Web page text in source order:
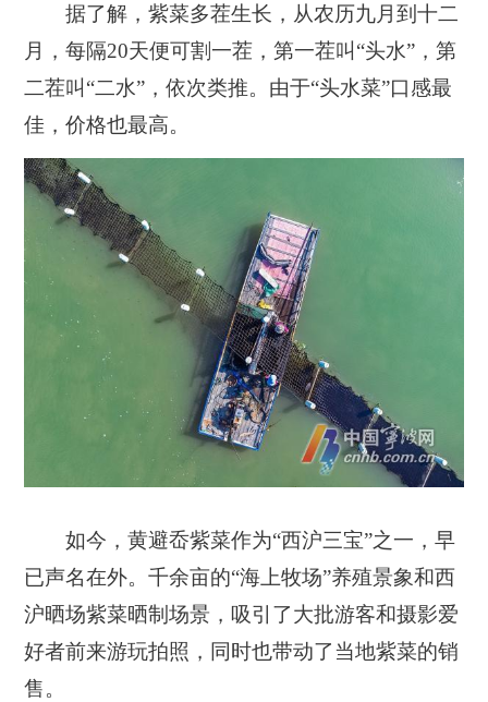
据了解，紫菜多茬生长，从农历九月到十二
月，每隔20天便可割一茬，第一茬叫“头水”，第
二茬叫“二水”，依次类推。由于“头水菜”口感最
佳，价格也最高。
如今，黄避岙紫菜作为“西沪三宝”之一，早
已声名在外。千余亩的“海上牧场”养殖景象和西
沪晒场紫菜晒制场景，吸引了大批游客和摄影爱
好者前来游玩拍照，同时也带动了当地紫菜的销
售。